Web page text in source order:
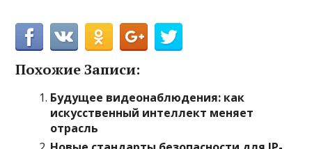
Похожие Записи:
Будущее видеонаблюдения: как
искусственный интеллект меняет
отрасль